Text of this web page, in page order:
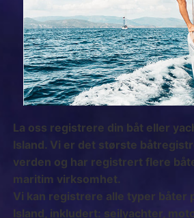
La oss registrere din båt eller
Island. Vi er det største
verden og har registrert flere
maritim virksomhet.
Vi kan registrere alle typer båter
Island, inkludert: seilyachter,